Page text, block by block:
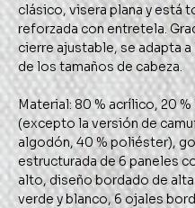
clásico, visera plana y está
reforzada con entretela.
cierre ajustable, se adapta a
de los tamaños de cabeza.
Material: 80 % acrílico, 20 %
(excepto la versión de
algodón, 40 % poliéster),
estructurada de 6 paneles
alto, diseño bordado de
verde y blanco, 6 ojales